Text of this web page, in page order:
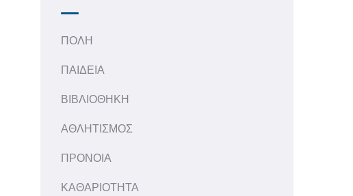
ΠΟΛΗ
ΠΑΙΔΕΙΑ
ΒΙΒΛΙΟΘΗΚΗ
ΑΘΛΗΤΙΣΜΟΣ
ΠΡΟΝΟΙΑ
ΚΑΘΑΡΙΟΤΗΤΑ